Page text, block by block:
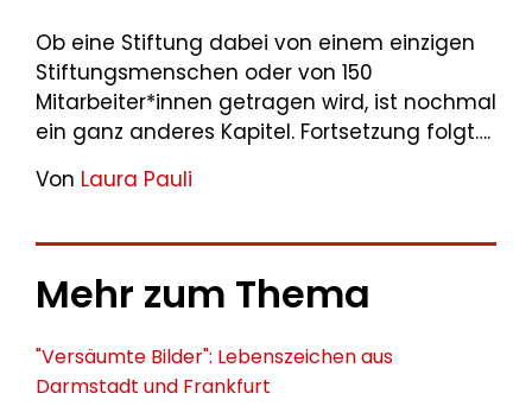
Ob eine Stiftung dabei von einem einzigen
Stiftungsmenschen oder von 150
Mitarbeiter*innen getragen wird, ist nochmal
ein ganz anderes Kapitel. Fortsetzung folgt….
Von Laura Pauli
Mehr zum Thema
"Versäumte Bilder": Lebenszeichen aus
Darmstadt und Frankfurt